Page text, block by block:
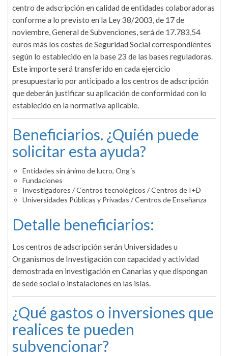
centro de adscripción en calidad de entidades colaboradoras
conforme a lo previsto en la Ley 38/2003, de 17 de
noviembre, General de Subvenciones, será de 17.783,54
euros más los costes de Seguridad Social correspondientes
según lo establecido en la base 23 de las bases reguladoras.
Este importe será transferido en cada ejercicio
presupuestario por anticipado a los centros de adscripción
que deberán justificar su aplicación de conformidad con lo
establecido en la normativa aplicable.
Beneficiarios. ¿Quién puede
solicitar esta ayuda?
Entidades sin ánimo de lucro, Ong´s
Fundaciones
Investigadores / Centros tecnológicos / Centros de I+D
Universidades Públicas y Privadas / Centros de Enseñanza
Detalle beneficiarios:
Los centros de adscripción serán Universidades u
Organismos de Investigación con capacidad y actividad
demostrada en investigación en Canarias y que dispongan
de sede social o instalaciones en las islas.
¿Qué gastos o inversiones que
realices te pueden
subvencionar?